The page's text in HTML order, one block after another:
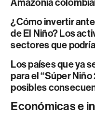
¿Cómo invertir
de El Niño? Los
sectores que
Los países que ya
para el “Súper
posibles
Económicas e